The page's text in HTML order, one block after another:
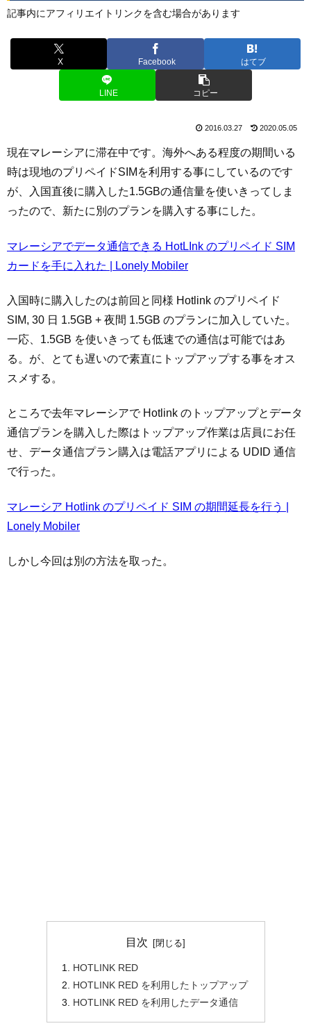
記事内にアフィリエイトリンクを含む場合があります
X Facebook はてブ
LINE コピー
2016.03.27 2020.05.05
現在マレーシアに滞在中です。海外へある程度の期間いる
時は現地のプリペイドSIMを利用する事にしているのです
が、入国直後に購入した1.5GBの通信量を使いきってしま
ったので、新たに別のプランを購入する事にした。
マレーシアでデータ通信できる HotLInk のプリペイド SIM
カードを手に入れた | Lonely Mobiler
入国時に購入したのは前回と同様 Hotlink のプリペイド
SIM, 30 日 1.5GB + 夜間 1.5GB のプランに加入していた。
一応、1.5GB を使いきっても低速での通信は可能ではあ
る。が、とても遅いので素直にトップアップする事をオス
スメする。
ところで去年マレーシアで Hotlink のトップアップとデータ
通信プランを購入した際はトップアップ作業は店員にお任
せ、データ通信プラン購入は電話アプリによる UDID 通信
で行った。
マレーシア Hotlink のプリペイド SIM の期間延長を行う |
Lonely Mobiler
しかし今回は別の方法を取った。
目次
HOTLINK RED
HOTLINK RED を利用したトップアップ
HOTLINK RED を利用したデータ通信